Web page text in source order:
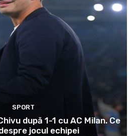
SPORT
după 1-1 cu AC Milan. Ce
jocul echipei